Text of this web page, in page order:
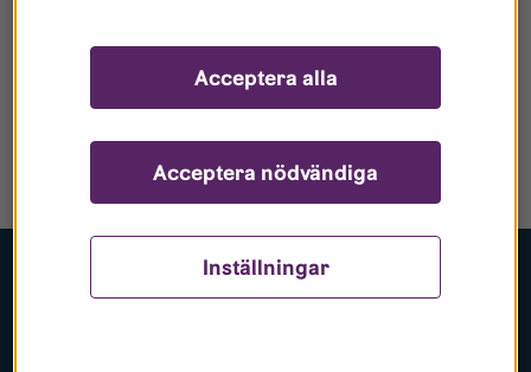
Populära sidorInställningar
Acceptera nödvändiga
Acceptera alla